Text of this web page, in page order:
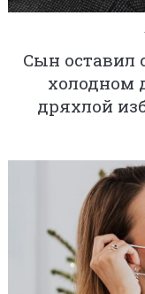
Сын оставил
холодном
дряхлой